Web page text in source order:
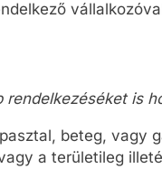
is
beteg, vagy
a területileg